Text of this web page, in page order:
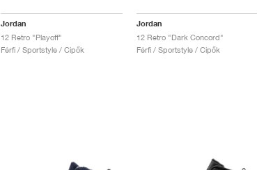
Jordan
12 Retro "Playoff"
Férfi / Sportstyle / Cipők
Jordan
12 Retro "Dark Concord"
Férfi / Sportstyle / Cipők